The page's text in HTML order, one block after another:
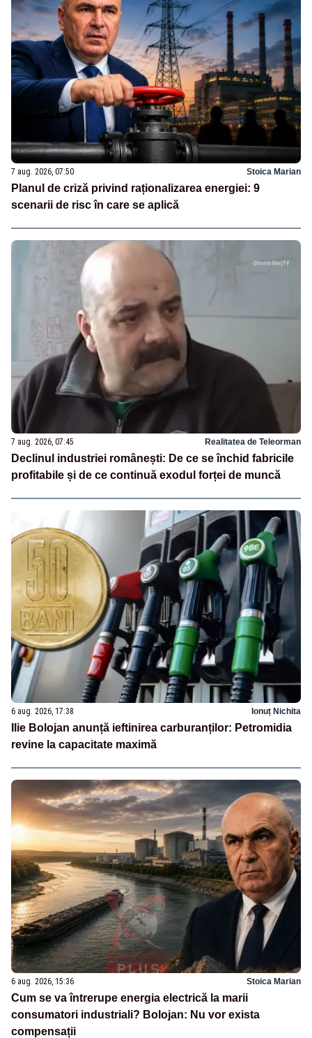
7 aug. 2026, 07:50 Stoica Marian
Planul de criză privind raționalizarea energiei: 9
scenarii de risc în care se aplică
7 aug. 2026, 07:45 Realitatea de Teleorman
Declinul industriei românești: De ce se închid fabricile
profitabile și de ce continuă exodul forței de muncă
6 aug. 2026, 17:38 Ionuț Nichita
Ilie Bolojan anunță ieftinirea carburanților: Petromidia
revine la capacitate maximă
6 aug. 2026, 15:36 Stoica Marian
Cum se va întrerupe energia electrică la marii
consumatori industriali? Bolojan: Nu vor exista
compensații